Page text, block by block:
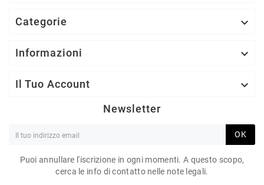
Categorie 
Informazioni 
Il Tuo Account 
Newsletter
OK
Puoi annullare l'iscrizione in ogni momenti. A questo scopo,
cerca le info di contatto nelle note legali.